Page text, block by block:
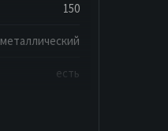
150
металлический
есть